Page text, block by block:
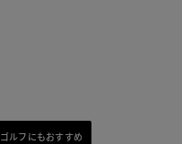
ゴルフにもおすすめ